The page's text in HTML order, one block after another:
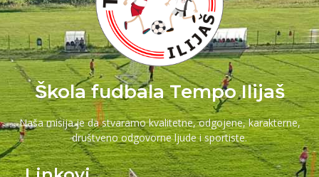
Škola fudbala Tempo Ilijaš
Naša misija je da stvaramo kvalitetne, odgojene, karakterne,
društveno odgovorne ljude i sportiste.